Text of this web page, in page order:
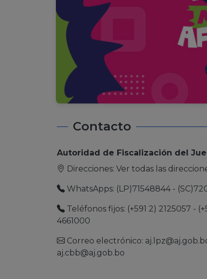
Contacto
Autoridad de Fiscalización del
Direcciones: Ver todas las
WhatsApps: (LP)71548844 -
Teléfonos fijos: (+591 2) 2125057 -
4661000
Correo electrónico:
aj.cbb@aj.gob.bo